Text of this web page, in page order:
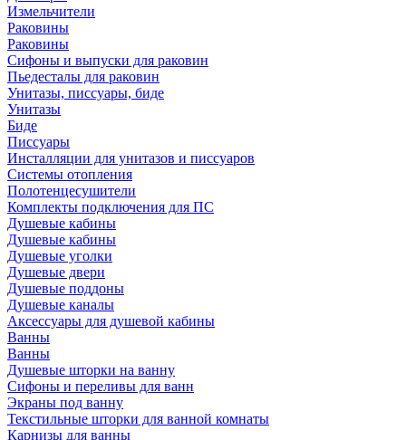
Измельчители
Раковины
Раковины
Сифоны и выпуски для раковин
Пьедесталы для раковин
Унитазы, писсуары, биде
Унитазы
Биде
Писсуары
Инсталляции для унитазов и писсуаров
Системы отопления
Полотенцесушители
Комплекты подключения для ПС
Душевые кабины
Душевые кабины
Душевые уголки
Душевые двери
Душевые поддоны
Душевые каналы
Аксессуары для душевой кабины
Ванны
Ванны
Душевые шторки на ванну
Сифоны и переливы для ванн
Экраны под ванну
Текстильные шторки для ванной комнаты
Карнизы для ванны